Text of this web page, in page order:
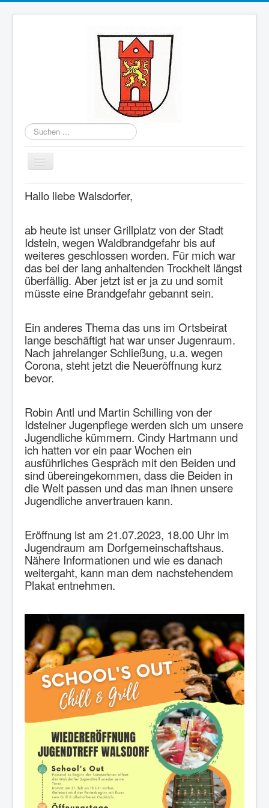
Suchen
...
Toggle
Navigation
Home
Kontakte
Ortskalender
Newsletter
Impressum
Hallo liebe Walsdorfer,
ab heute ist unser Grillplatz von der Stadt
Idstein, wegen Waldbrandgefahr bis auf
weiteres geschlossen worden. Für mich war
das bei der lang anhaltenden Trockheit längst
überfällig. Aber jetzt ist er ja zu und somit
müsste eine Brandgefahr gebannt sein.
Ein anderes Thema das uns im Ortsbeirat
lange beschäftigt hat war unser Jugenraum.
Nach jahrelanger Schließung, u.a. wegen
Corona, steht jetzt die Neueröffnung kurz
bevor.
Robin Antl und Martin Schilling von der
Idsteiner Jugenpflege werden sich um unsere
Jugendliche kümmern. Cindy Hartmann und
ich hatten vor ein paar Wochen ein
ausführliches Gespräch mit den Beiden und
sind übereingekommen, dass die Beiden in
die Welt passen und das man ihnen unsere
Jugendliche anvertrauen kann.
Eröffnung ist am 21.07.2023, 18.00 Uhr im
Jugendraum am Dorfgemeinschaftshaus.
Nähere Informationen und wie es danach
weitergaht, kann man dem nachstehendem
Plakat entnehmen.